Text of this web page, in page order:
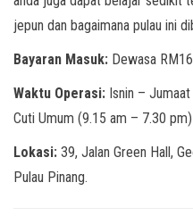
jepun dan bagaimana pulau ini
Bayaran Masuk: Dewasa
Waktu Operasi: Isnin –
Cuti Umum (9.15 am – 7.30 pm)
Lokasi: 39, Jalan Green Hall,
Pulau Pinang.